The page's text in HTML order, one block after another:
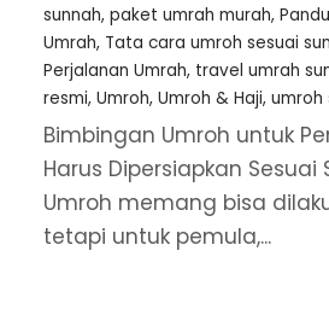
sunnah, paket umrah murah,
Umrah, Tata cara umroh sesuai
Perjalanan Umrah, travel umrah
resmi, Umroh, Umroh & Haji, umroh
Bimbingan Umroh untuk
Harus Dipersiapkan Sesuai
Umroh memang bisa
tetapi untuk pemula,...